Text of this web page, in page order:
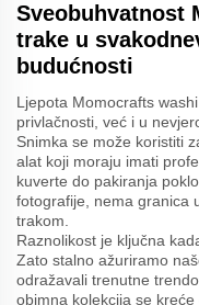
Sveobuhvatnost
trake u
budućnosti
Ljepota Momocrafts
privlačnosti, već i u
Snimka se može koristiti
alat koji moraju imati
kuverte do pakiranja
fotografije, nema granica
trakom.
Raznolikost je ključna
Zato stalno ažuriramo
odražavali trenutne
obimna kolekcija se